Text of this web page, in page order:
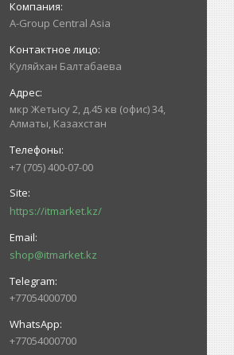
A-Group Central Asia
Куляйхан Балтабаева
мкр Жетысу 2, д.45 кв (офис) 34,
Алматы, Казахстан
+7 (705) 400-07-00
https://itmarket.kz/
shop@itmarket.kz
+77054000700
+77054000700